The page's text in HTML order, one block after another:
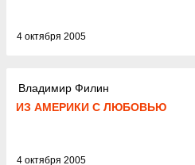
4 октября 2005
Владимир Филин
ИЗ АМЕРИКИ С ЛЮБОВЬЮ
4 октября 2005